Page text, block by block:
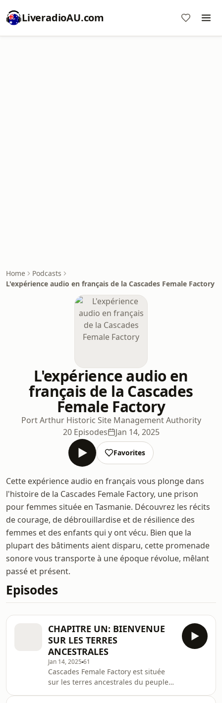
LiveradioAU.com
Home
Podcasts
L'expérience audio en français de la Cascades Female Factory
L'expérience audio en
français de la Cascades
Female Factory
Port Arthur Historic Site Management Authority
20 Episodes
Jan 14, 2025
Favorites
Cette expérience audio en français vous plonge dans
l'histoire de la Cascades Female Factory, une prison
pour femmes située en Tasmanie. Découvrez les récits
de courage, de débrouillardise et de résilience des
femmes et des enfants qui y ont vécu. Bien que la
plupart des bâtiments aient disparu, cette promenade
sonore vous transporte à une époque révolue, mêlant
passé et présent.
Episodes
CHAPITRE UN: BIENVENUE
SUR LES TERRES
ANCESTRALES
Jan 14, 2025 61
Cascades Female Factory est située
sur les terres ancestrales du peuple